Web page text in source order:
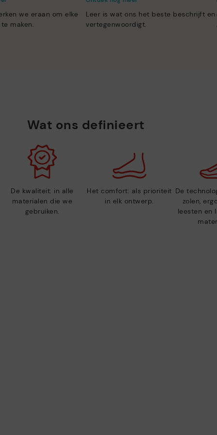
we eraan om elke
maken.
Leer is wat ons het beste beschrijft en
vertegenwoordigt.
Wat ons definieert
De kwaliteit: in alle
materialen die we
gebruiken.
Het comfort: als prioriteit
in elk ontwerp.
De
zolen,
leesten en